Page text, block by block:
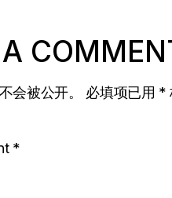
会被公开。 必填项已用 *